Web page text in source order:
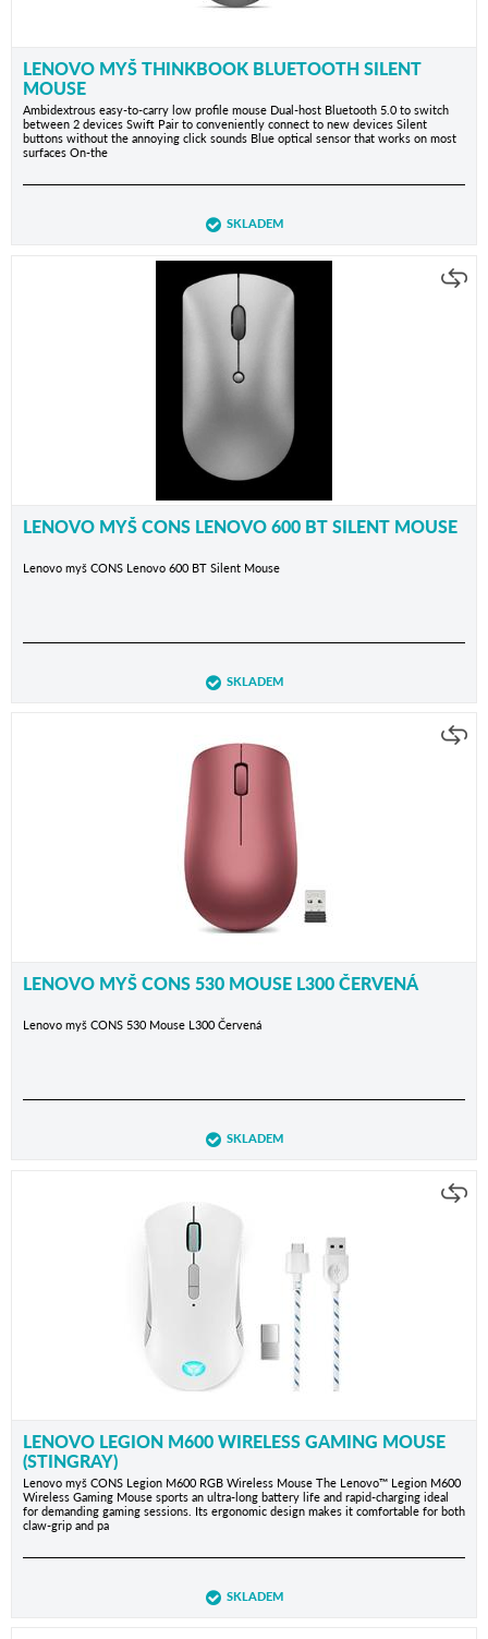
LENOVO MYŠ THINKBOOK BLUETOOTH SILENT
MOUSE
Ambidextrous easy-to-carry low profile mouse Dual-host Bluetooth 5.0 to switch
between 2 devices Swift Pair to conveniently connect to new devices Silent
buttons without the annoying click sounds Blue optical sensor that works on most
surfaces On-the
SKLADEM
LENOVO MYŠ CONS LENOVO 600 BT SILENT MOUSE
Lenovo myš CONS Lenovo 600 BT Silent Mouse
SKLADEM
LENOVO MYŠ CONS 530 MOUSE L300 ČERVENÁ
Lenovo myš CONS 530 Mouse L300 Červená
SKLADEM
LENOVO LEGION M600 WIRELESS GAMING MOUSE
(STINGRAY)
Lenovo myš CONS Legion M600 RGB Wireless Mouse The Lenovo™ Legion M600
Wireless Gaming Mouse sports an ultra-long battery life and rapid-charging ideal
for demanding gaming sessions. Its ergonomic design makes it comfortable for both
claw-grip and pa
SKLADEM